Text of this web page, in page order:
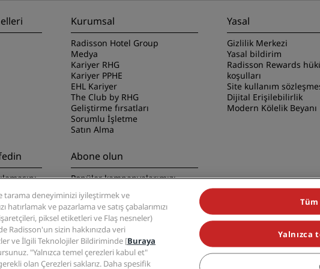
Kurumsal
Radisson Hotel Group
Medya
Kariyer RHG
Kariyer PPHE
EHL Kariyer
The Club by RHG
Geliştirme fırsatları
Sorumlu İşletme
Satın Alma
Yasal
Gizlilik Merkezi
Yasal bildirim
Radisson Rewards
koşulları
Site kullanım
Dijital Erişilebilirlik
Modern Kölelik Beyanı
Abone olun
Popüler kampanyalarımızı
Group, Radisson, Radisson RED, Radisson Blu, Radisson Collection, Radisson Individuals, Park
tarama deneyiminizi iyileştirmek ve
ve pazarlama ve satış çabalarımızı
piksel etiketleri ve Flaş nesneler)
Radisson'un sizin hakkınızda veri
ve İlgili Teknolojiler Bildiriminde [Buraya
"Yalnızca temel çerezleri kabul et"
olan Çerezleri saklarız. Daha spesifik
Yalnızca